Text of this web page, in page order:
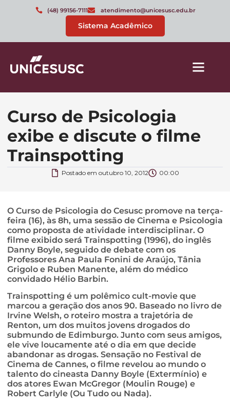
(48) 99156-7111 atendimento@unicesusc.edu.br
Sistema Acadêmico
Curso de Psicologia
exibe e discute o filme
Trainspotting
Postado em outubro 10, 2012 00:00
O Curso de Psicologia do Cesusc promove na terça-
feira (16), às 8h, uma sessão de Cinema e Psicologia
como proposta de atividade interdisciplinar. O
filme exibido será Trainspotting (1996), do inglês
Danny Boyle, seguido de debate com os
Professores Ana Paula Fonini de Araújo, Tânia
Grigolo e Ruben Manente, além do médico
convidado Hélio Barbin.
Trainspotting é um polêmico cult-movie que
marcou a geração dos anos 90. Baseado no livro de
Irvine Welsh, o roteiro mostra a trajetória de
Renton, um dos muitos jovens drogados do
submundo de Edimburgo. Junto com seus amigos,
ele vive loucamente até o dia em que decide
abandonar as drogas. Sensação no Festival de
Cinema de Cannes, o filme revelou ao mundo o
talento do cineasta Danny Boyle (Extermínio) e
dos atores Ewan McGregor (Moulin Rouge) e
Robert Carlyle (Ou Tudo ou Nada).